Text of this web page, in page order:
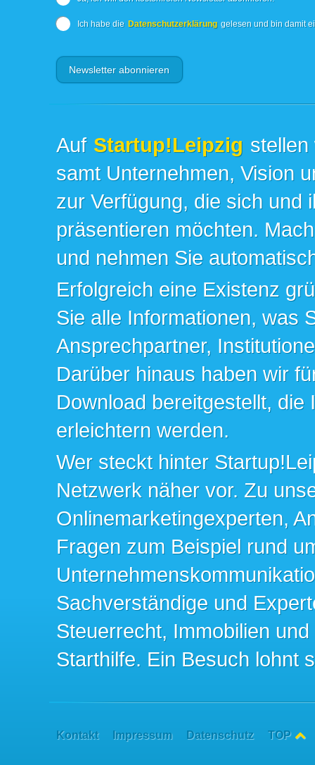
Ich habe die Datenschutzerklärung gelesen und bin damit
Auf Startup!Leipzig
samt Unternehmen, Vision
zur Verfügung, die sich und
präsentieren möchten.
und nehmen Sie
Erfolgreich eine Existenz
Sie alle Informationen, was
Ansprechpartner,
Darüber hinaus haben wir
Download bereitgestellt,
erleichtern werden.
Wer steckt hinter
Netzwerk näher vor. Zu
Onlinemarketingexperten,
Fragen zum Beispiel rund
Sachverständige und
Steuerrecht, Immobilien
Starthilfe. Ein Besuch lohnt
Kontakt Impressum Datenschutz TOP